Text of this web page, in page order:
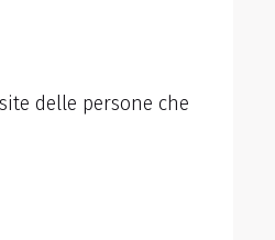
delle persone che